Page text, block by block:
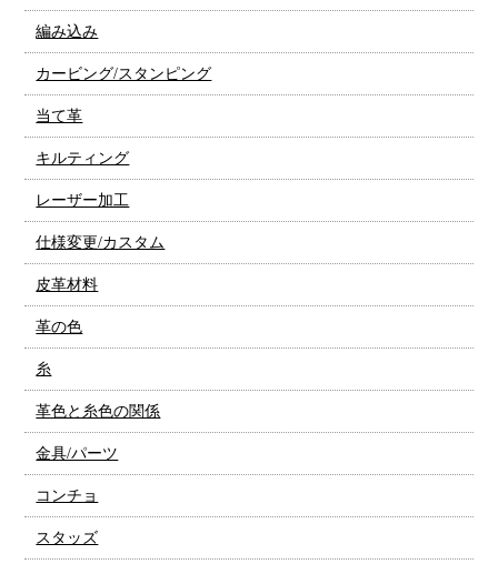
編み込み
カービング/スタンピング
当て革
キルティング
レーザー加工
仕様変更/カスタム
皮革材料
革の色
糸
革色と糸色の関係
金具/パーツ
コンチョ
スタッズ